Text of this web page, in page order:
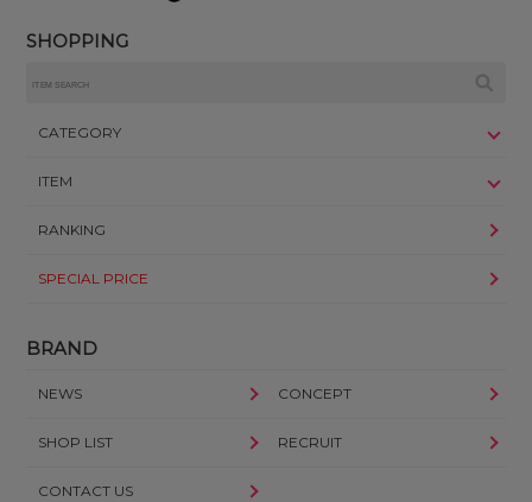
SHOPPING
CATEGORY
ITEM
RANKING
SPECIAL PRICE
BRAND
NEWS CONCEPT
SHOP LIST RECRUIT
CONTACT US